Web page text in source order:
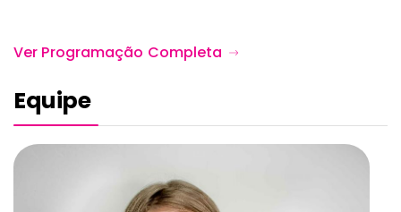
Equipe
Ver Programação Completa